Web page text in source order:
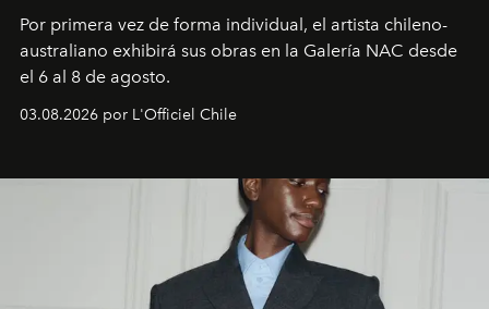
Por primera vez de forma individual, el artista chileno-
australiano exhibirá sus obras en la Galería NAC desde
el 6 al 8 de agosto.
03.08.2026 por L'Officiel Chile